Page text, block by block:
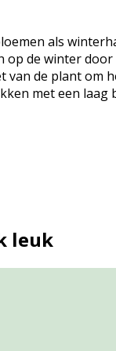
als
de winter
van de plant om
met een laag
leuk